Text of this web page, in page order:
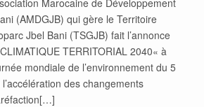
(AMDGJB) qui gère le Territoire
Jbel Bani (TSGJB) fait l’annonce
TERRITORIAL 2040« à
mondiale de l’environnement du 5
des changements